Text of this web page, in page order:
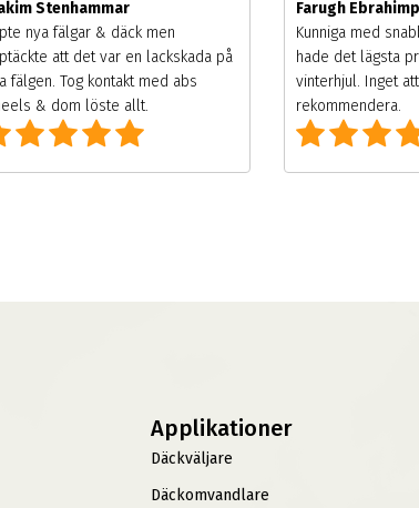
Stenhammar
nya fälgar & däck men
att det var en lackskada på
fälgen. Tog kontakt med abs
& dom löste allt.
Farugh
Kunniga med
hade det lägsta
vinterhjul. Inget
rekommendera.
Applikationer
Däckväljare
Däckomvandlare